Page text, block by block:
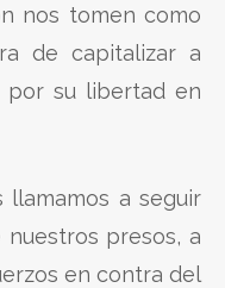
nos tomen como
de capitalizar a
por su libertad en
llamamos a seguir
presos, a
en contra del